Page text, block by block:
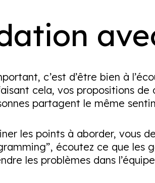
c’est d’être bien à
cela, vos propositions
partagent le même
les points à aborder, vous
écoutez ce que les
les problèmes dans